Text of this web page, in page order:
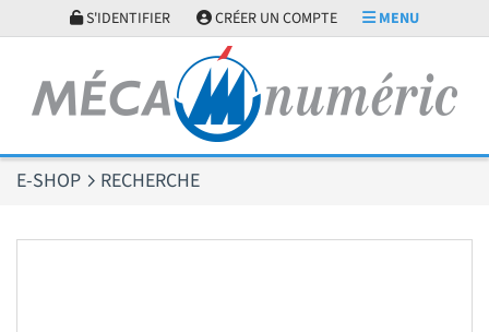
S'IDENTIFIER CRÉER UN COMPTE MENU
E-SHOP RECHERCHE
Panneau de gestion des cookies